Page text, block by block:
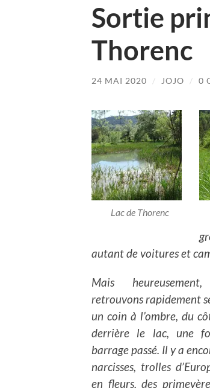
Sortie
Thorenc
24 MAI 2020 / JOJO / 0
Lac de Thorenc
autant de voitures et
Mais
retrouvons rapidement
un coin à l’ombre, du
derrière le lac, une
barrage passé. Il y a
narcisses, trolles
en fleurs, des